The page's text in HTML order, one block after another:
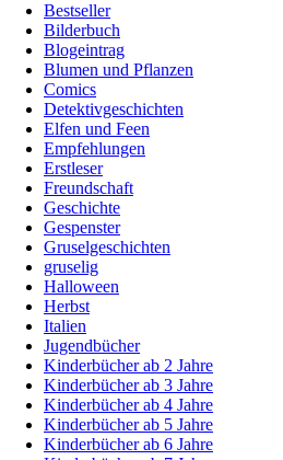
Bestseller
Bilderbuch
Blogeintrag
Blumen und Pflanzen
Comics
Detektivgeschichten
Elfen und Feen
Empfehlungen
Erstleser
Freundschaft
Geschichte
Gespenster
Gruselgeschichten
gruselig
Halloween
Herbst
Italien
Jugendbücher
Kinderbücher ab 2 Jahre
Kinderbücher ab 3 Jahre
Kinderbücher ab 4 Jahre
Kinderbücher ab 5 Jahre
Kinderbücher ab 6 Jahre